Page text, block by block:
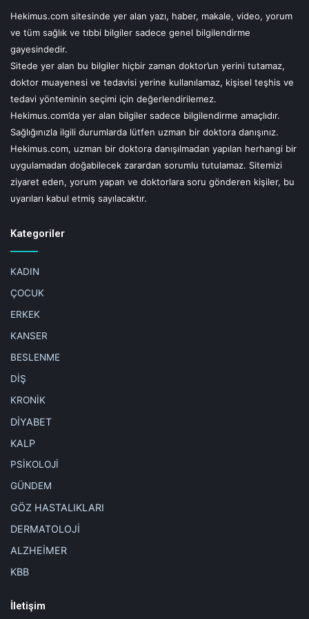
Bağışıklık sistemini desteklemek için doğal karışımlardan
da faydalanılabileceğini belirten Dr. Deniz “Ihlamur çayı,
tarçın kabuğu ve birkaç damla limonla hazırlayacağınız bir
karışım solunum yollarını rahatlatabileceği gibi, bir tatlı
kaşığı bal ve rendelenmiş taze zencefil ile hazırlayacağınız
karışım da bağışıklığını güçlendirmeye katkı sağlayacaktır.
Ancak zencefil-bal karışımı 1 yaş altı çocuklara
verilmemelidir. Ayrıca alerjik bünyelerde reaksiyona neden
olabileceği için ilk kez denendiğinde küçük miktarla
başlanmalı ve reaksiyon açısından çocuk gözlenmelidir”
diyor.
UYARI!
Hekimus.com sitesinde yer alan yazı, haber, makale, video, yorum ve tüm
Sitede yer alan bu bilgiler hiçbir zaman doktor'un yerini tutamaz, doktor
muayenesi ve tedavisi yerine kullanılamaz, kişisel teşhis ve tedavi
yönteminin seçimi için değerlendirilemez.
Hekimus.com'da yer alan bilgiler sadece bilgilendirme amaçlıdır.
Sağlığınızla ilgili durumlarda lütfen uzman bir doktora danışınız.
Hekimus.com, uzman bir doktora danışılmadan yapılan herhangi bir
uygulamadan doğabilecek zarardan sorumlu tutulamaz. Sitemizi ziyaret
eden, yorum yapan ve doktorlara soru gönderen kişiler, bu uyarıları kabul
Etiketler
çocuklarda bağışıklık
havale
Hekimus.com sitesinde yer alan yazı, haber, makale, video, yorum
ve tüm sağlık ve tıbbi bilgiler sadece genel bilgilendirme
gayesindedir.
Sitede yer alan bu bilgiler hiçbir zaman doktor’un yerini tutamaz,
doktor muayenesi ve tedavisi yerine kullanılamaz, kişisel teşhis ve
tedavi yönteminin seçimi için değerlendirilemez.
Hekimus.com’da yer alan bilgiler sadece bilgilendirme amaçlıdır.
Sağlığınızla ilgili durumlarda lütfen uzman bir doktora danışınız.
Hekimus.com, uzman bir doktora danışılmadan yapılan herhangi bir
uygulamadan doğabilecek zarardan sorumlu tutulamaz. Sitemizi
ziyaret eden, yorum yapan ve doktorlara soru gönderen kişiler, bu
uyarıları kabul etmiş sayılacaktır.
Kategoriler
KADIN
ÇOCUK
ERKEK
KANSER
BESLENME
DİŞ
KRONİK
DİYABET
KALP
PSİKOLOJİ
GÜNDEM
GÖZ HASTALIKLARI
DERMATOLOJİ
ALZHEİMER
KBB
İletişim